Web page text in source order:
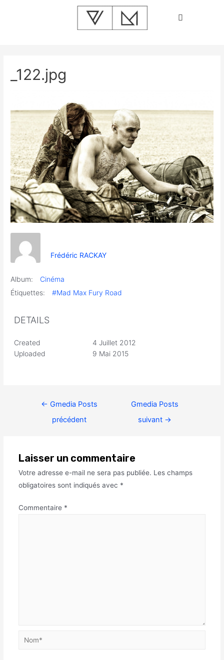
_122.jpg
Frédéric RACKAY
Album:
Cinéma
Étiquettes:
#Mad Max Fury Road
DETAILS
Created
4 Juillet 2012
Uploaded
9 Mai 2015
← Gmedia Posts
précédent
Gmedia Posts
suivant →
Laisser un commentaire
Votre adresse e-mail ne sera pas publiée. Les champs
obligatoires sont indiqués avec *
Commentaire *